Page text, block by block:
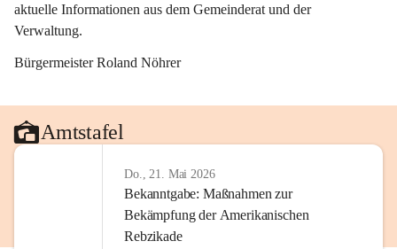
aktuelle Informationen aus dem Gemeinderat und der
Verwaltung.
Bürgermeister Roland Nöhrer
Amtstafel
Do., 21. Mai 2026
Bekanntgabe: Maßnahmen zur
Bekämpfung der Amerikanischen
Rebzikade